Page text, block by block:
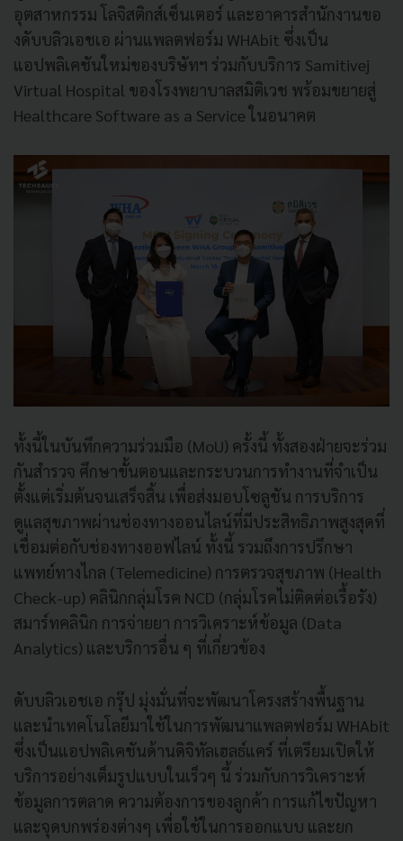
อุตสาหกรรม โลจิสติกส์เซ็นเตอร์ และอาคารสำนักงานขอ
งดับบลิวเอชเอ ผ่านแพลตฟอร์ม WHAbit ซึ่งเป็น
แอปพลิเคชันใหม่ของบริษัทฯ ร่วมกับบริการ Samitivej
Virtual Hospital ของโรงพยาบาลสมิติเวช พร้อมขยายสู่
Healthcare Software as a Service ในอนาคต
ทั้งนี้ในบันทึกความร่วมมือ (MoU) ครั้งนี้ ทั้งสองฝ่ายจะร่วม
กันสำรวจ ศึกษาขั้นตอนและกระบวนการทำงานที่จำเป็น
ตั้งแต่เริ่มต้นจนเสร็จสิ้น เพื่อส่งมอบโซลูชัน การบริการ
ดูแลสุขภาพผ่านช่องทางออนไลน์ที่มีประสิทธิภาพสูงสุดที่
เชื่อมต่อกับช่องทางออฟไลน์ ทั้งนี้ รวมถึงการปรึกษา
แพทย์ทางไกล (Telemedicine) การตรวจสุขภาพ (Health
Check-up) คลินิกกลุ่มโรค NCD (กลุ่มโรคไม่ติดต่อเรื้อรัง)
สมาร์ทคลินิก การจ่ายยา การวิเคราะห์ข้อมูล (Data
Analytics) และบริการอื่น ๆ ที่เกี่ยวข้อง
ดับบลิวเอชเอ กรุ๊ป มุ่งมั่นที่จะพัฒนาโครงสร้างพื้นฐาน
และนำเทคโนโลยีมาใช้ในการพัฒนาแพลตฟอร์ม WHAbit
ซึ่งเป็นแอปพลิเคชันด้านดิจิทัลเฮลธ์แคร์ ที่เตรียมเปิดให้
บริการอย่างเต็มรูปแบบในเร็วๆ นี้ ร่วมกับการวิเคราะห์
ข้อมูลการตลาด ความต้องการของลูกค้า การแก้ไขปัญหา
และจุดบกพร่องต่างๆ เพื่อใช้ในการออกแบบ และยก